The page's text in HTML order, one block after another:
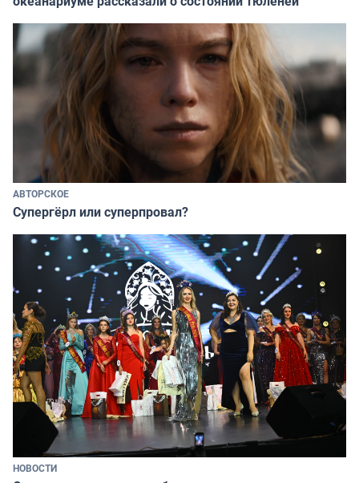
АВТОРСКОЕ
Супергёрл или суперпровал?
НОВОСТИ